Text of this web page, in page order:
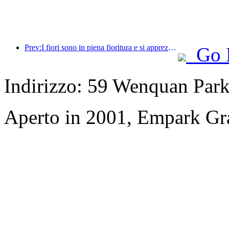
Prev:I fiori sono in piena fioritura e si apprezza la poesia insieme: il Festival della Dea dei Fiori di Ten-Li inizia in grande stile!
Go
Indirizzo: 59 Wenquan
Aperto in 2001, Empark